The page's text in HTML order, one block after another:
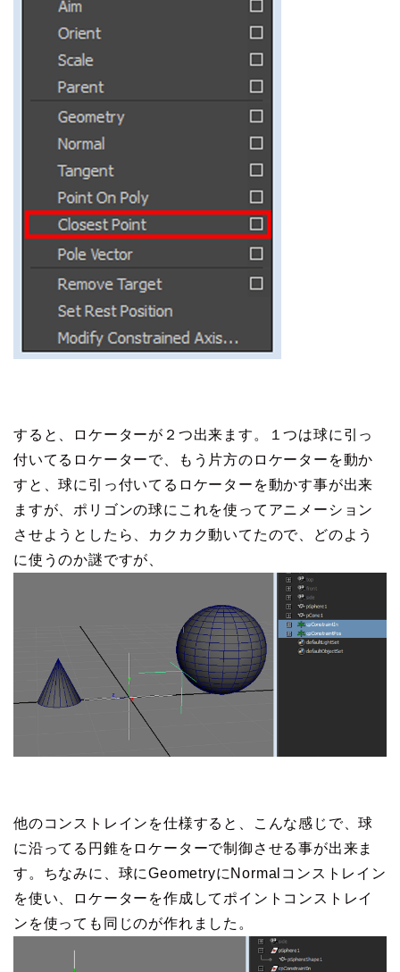
すると、ロケーターが２つ出来ます。１つは球に引っ
付いてるロケーターで、もう片方のロケーターを動か
すと、球に引っ付いてるロケーターを動かす事が出来
ますが、ポリゴンの球にこれを使ってアニメーション
させようとしたら、カクカク動いてたので、どのよう
に使うのか謎ですが、
他のコンストレインを仕様すると、こんな感じで、球
に沿ってる円錐をロケーターで制御させる事が出来ま
す。ちなみに、球にGeometryにNormalコンストレイン
を使い、ロケーターを作成してポイントコンストレイ
ンを使っても同じのが作れました。